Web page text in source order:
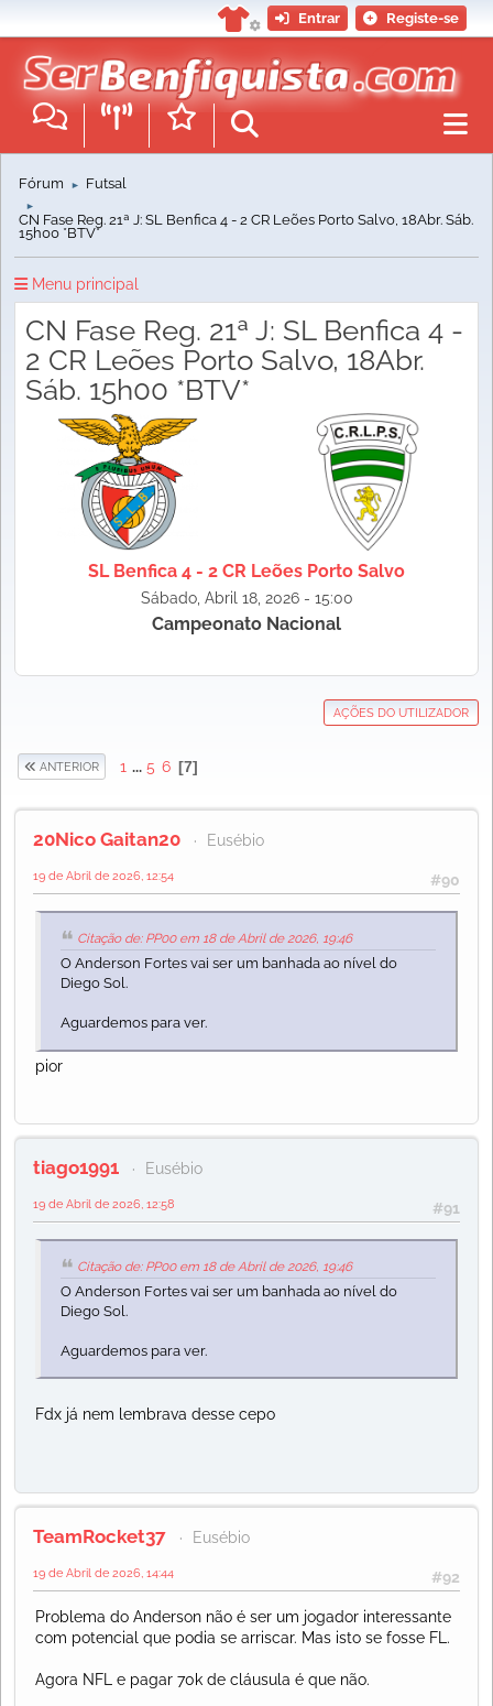
Entrar Registe-se
Fórum ► Futsal
►
CN Fase Reg. 21ª J: SL Benfica 4 - 2 CR Leões Porto Salvo, 18Abr. Sáb.
15h00 *BTV*
Menu principal
CN Fase Reg. 21ª J: SL Benfica 4 -
2 CR Leões Porto Salvo, 18Abr.
Sáb. 15h00 *BTV*
SL Benfica 4 - 2 CR Leões Porto Salvo
Sábado, Abril 18, 2026 - 15:00
Campeonato Nacional
AÇÕES DO UTILIZADOR
ANTERIOR 1 ... 5 6 7
20Nico Gaitan20 Eusébio
#90
19 de Abril de 2026, 12:54
Citação de: PP00 em 18 de Abril de 2026, 19:46
O Anderson Fortes vai ser um banhada ao nível do
Diego Sol.
Aguardemos para ver.
pior
tiago1991 Eusébio
#91
19 de Abril de 2026, 12:58
Citação de: PP00 em 18 de Abril de 2026, 19:46
O Anderson Fortes vai ser um banhada ao nível do
Diego Sol.
Aguardemos para ver.
Fdx já nem lembrava desse cepo
TeamRocket37 Eusébio
#92
19 de Abril de 2026, 14:44
Problema do Anderson não é ser um jogador interessante
com potencial que podia se arriscar. Mas isto se fosse FL.
Agora NFL e pagar 70k de cláusula é que não.